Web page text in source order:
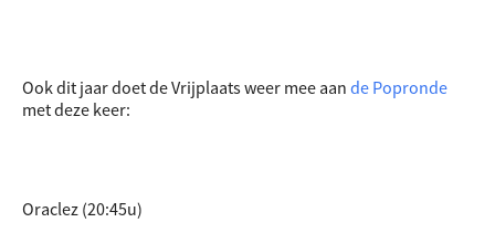
Ook dit jaar doet de Vrijplaats weer mee aan de Popronde
met deze keer:
Oraclez (20:45u)